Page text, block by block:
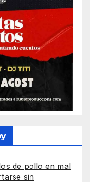
de pollo en mal
sin